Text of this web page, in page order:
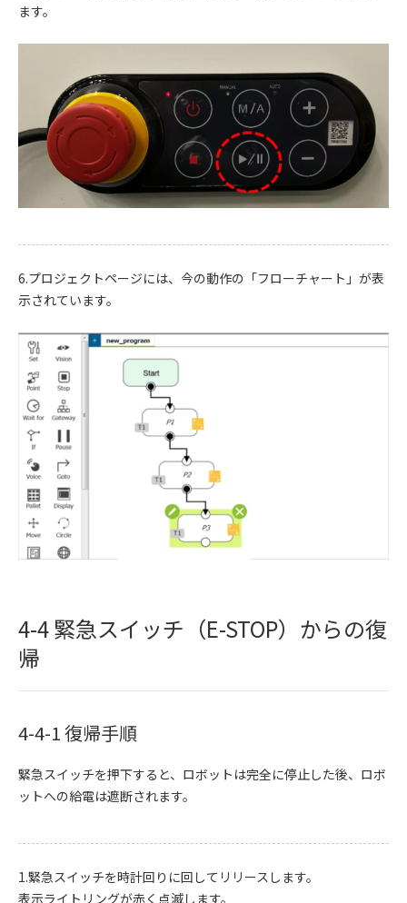
ます。
6.プロジェクトページには、今の動作の「フローチャート」が表
示されています。
4-4 緊急スイッチ（E-STOP）からの復
帰
4-4-1 復帰手順
緊急スイッチを押下すると、ロボットは完全に停止した後、ロボ
ットへの給電は遮断されます。
1.緊急スイッチを時計回りに回してリリースします。
表示ライトリングが赤く点滅します。